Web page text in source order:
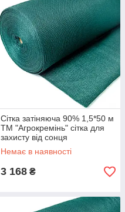
Сітка затіняюча 90% 1,5*50 м
ТМ "Агрокремінь" сітка для
захисту від сонця
Немає в наявності
3 168 ₴